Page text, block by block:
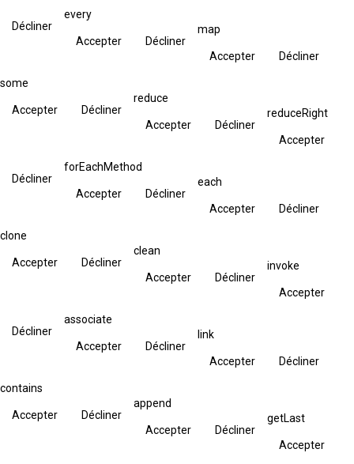
Décliner
every
Accepter Décliner
map
Accepter Décliner
some
Accepter Décliner
reduce
Accepter Décliner
reduceRight
Accepter
Décliner
forEachMethod
Accepter Décliner
each
Accepter Décliner
clone
Accepter Décliner
clean
Accepter Décliner
invoke
Accepter
Décliner
associate
Accepter Décliner
link
Accepter Décliner
contains
Accepter Décliner
append
Accepter Décliner
getLast
Accepter